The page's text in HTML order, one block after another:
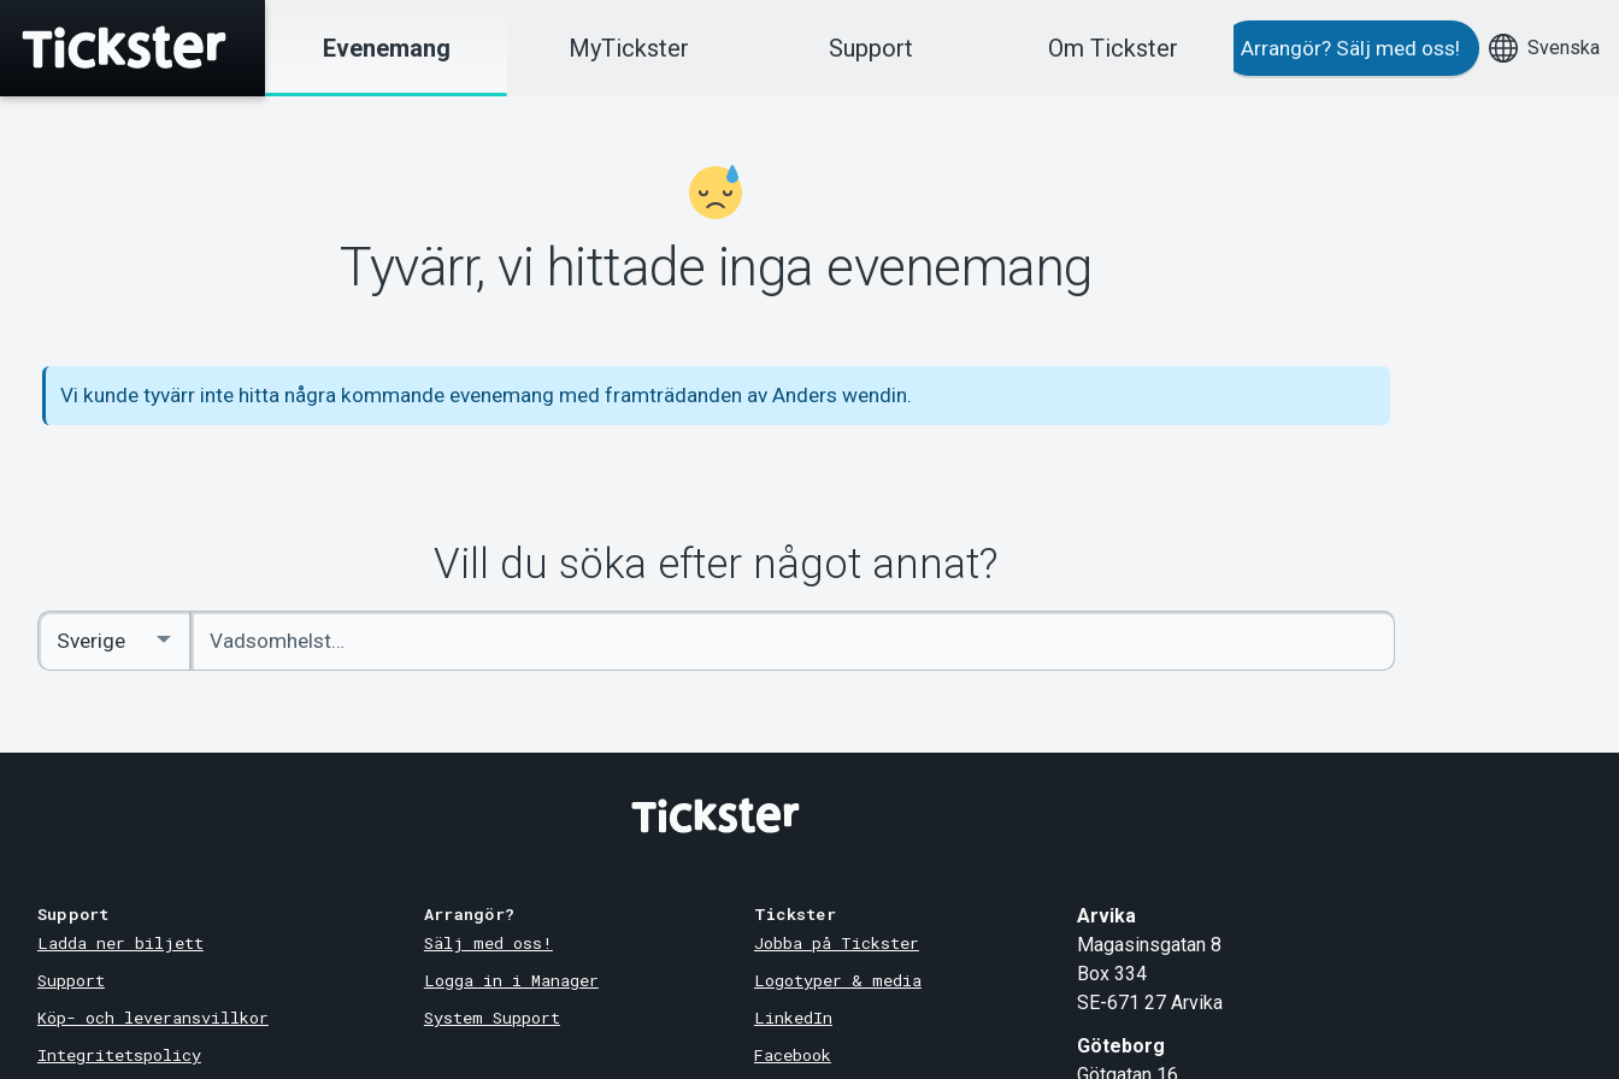
Evenemang MyTickster Support Om Tickster Arrangör? Sälj med oss! Svenska
Tyvärr, vi hittade inga evenemang
Vi kunde tyvärr inte hitta några kommande evenemang med framträdanden av Anders wendin.
Vill du söka efter något annat?
Ange
sökord
Select
Country
Support
Ladda ner biljett
Support
Köp- och leveransvillkor
Integritetspolicy
Arrangör?
Sälj med oss!
Logga in i Manager
System Support
Tickster
Jobba på Tickster
Logotyper & media
LinkedIn
Facebook
Arvika
Magasinsgatan 8
Box 334
SE-671 27 Arvika
Göteborg